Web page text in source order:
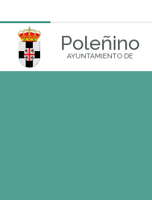
Poleñino
AYUNTAMIENTO DE